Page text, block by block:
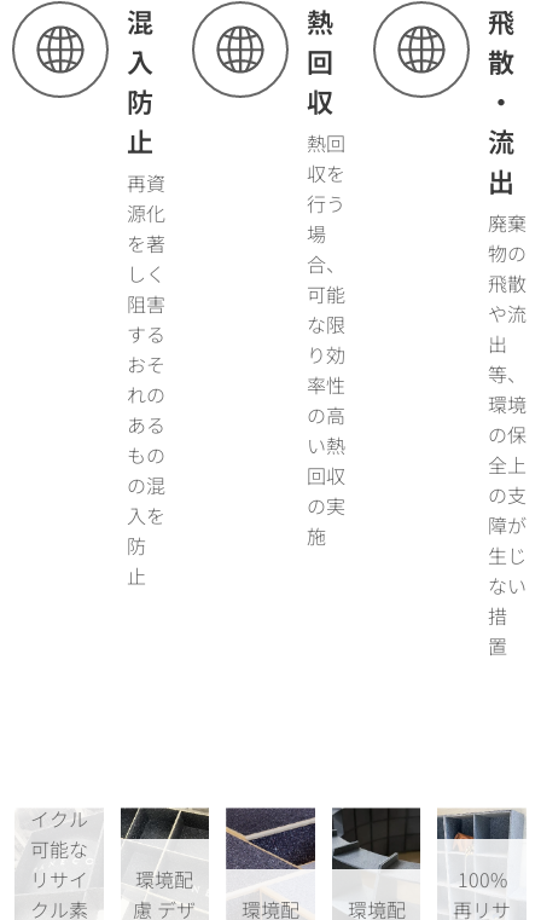
混
入
防
止
再資
源化
を著
しく
阻害
する
おそ
れの
ある
もの
の混
入を
防
止
熱
回
収
熱回
収を
行う
場
合、
可能
な限
り効
率性
の高
い熱
回収
の実
施
飛
散
・
流
出
廃棄
物の
飛散
や流
出
等、
環境
の保
全上
の支
障が
生じ
ない
措
置
イクル
可能な
リサイ
クル素
環境配
慮 デザ
環境配
環境配
100%
再リサ